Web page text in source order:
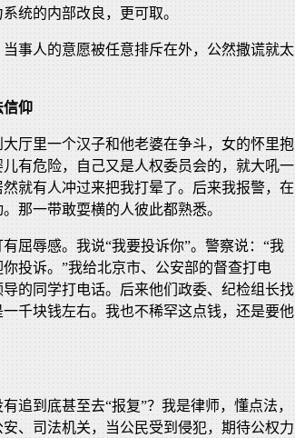
统的内部改良，更可取。
事人的意愿被任意排斥在外，公然撒谎就太
信仰
厅里一个汉子和他老婆在争斗，女的怀里抱
有危险，自己又是人权委员会的，就大吼一
就有人冲过来把我打晕了。后来我报警，在
那一带敢耍横的人彼此都熟悉。
屈辱感。我说“我要投诉你”。警察说：“我
投诉。”我给北京市、公安部的督查打电
的同学打电话。后来他们政委、纪检组长找
千块钱左右。我也不稀罕这点钱，还是要他
追到底甚至去“报复”？我是律师，懂点法，
、司法机关，当公民受到侵犯，期待公权力